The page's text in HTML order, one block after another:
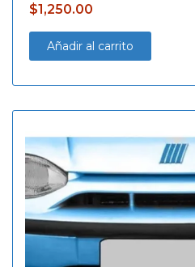
$1,250.00
Añadir al carrito